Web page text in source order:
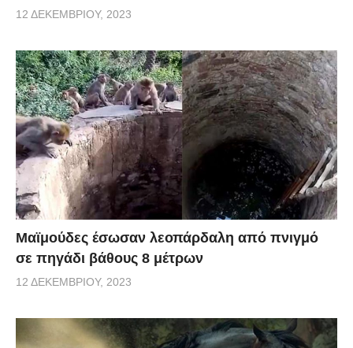
12 ΔΕΚΕΜΒΡΊΟΥ, 2023
Μαϊμούδες έσωσαν λεοπάρδαλη από πνιγμό
σε πηγάδι βάθους 8 μέτρων
12 ΔΕΚΕΜΒΡΊΟΥ, 2023